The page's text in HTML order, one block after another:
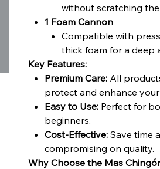
without scratching
1 Foam Cannon
Compatible with
thick foam for a deep
Key Features:
Premium Care: All
protect and enhance your
Easy to Use: Perfect for
beginners.
Cost-Effective: Save time
compromising on quality.
Why Choose the Mas